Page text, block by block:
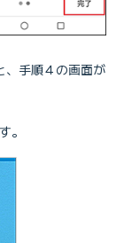
、手順４の画面が
。